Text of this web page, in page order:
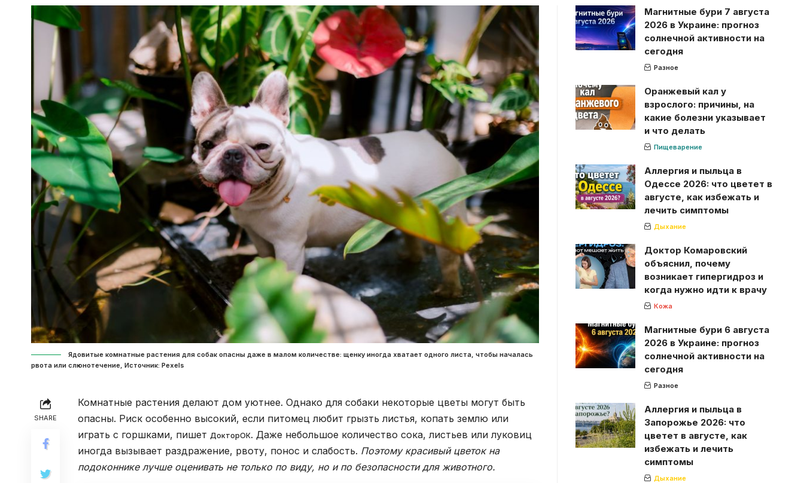
Ядовитые комнатные растения для собак опасны даже в малом количестве: щенку иногда хватает одного листа, чтобы началась
рвота или слюнотечение, Источник: Pexels
SHARE
Комнатные растения делают дом уютнее. Однако для собаки некоторые цветы могут быть
опасны. Риск особенно высокий, если питомец любит грызть листья, копать землю или
играть с горшками, пишет ДокторОК. Даже небольшое количество сока, листьев или луковиц
иногда вызывает раздражение, рвоту, понос и слабость. Поэтому красивый цветок на
подоконнике лучше оценивать не только по виду, но и по безопасности для животного.
Магнитные бури 7 августа
2026 в Украине: прогноз
солнечной активности на
сегодня
Разное
Оранжевый кал у
взрослого: причины, на
какие болезни указывает
и что делать
Пищеварение
Аллергия и пыльца в
Одессе 2026: что цветет в
августе, как избежать и
лечить симптомы
Дыхание
Доктор Комаровский
объяснил, почему
возникает гипергидроз и
когда нужно идти к врачу
Кожа
Магнитные бури 6 августа
2026 в Украине: прогноз
солнечной активности на
сегодня
Разное
Аллергия и пыльца в
Запорожье 2026: что
цветет в августе, как
избежать и лечить
симптомы
Дыхание